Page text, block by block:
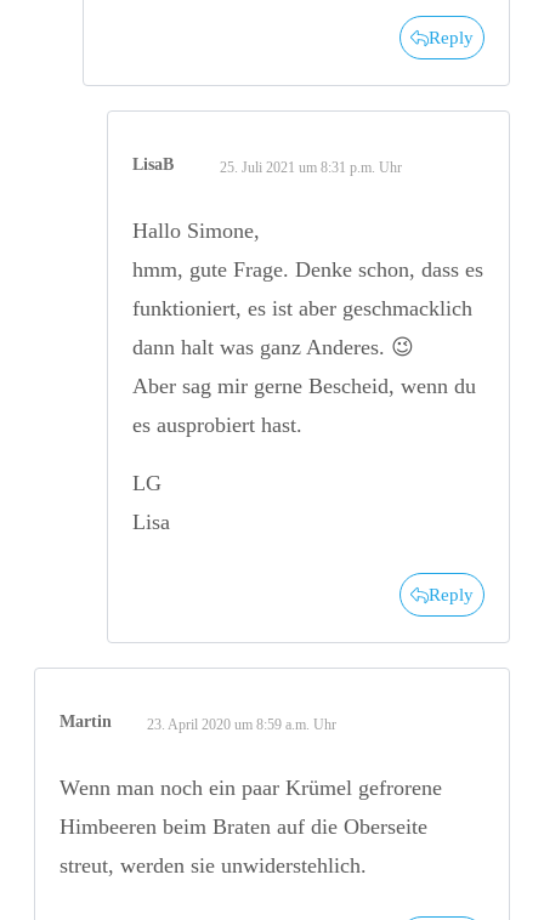
Reply
LisaB 25. Juli 2021 um 8:31 p.m. Uhr
Hallo Simone,
hmm, gute Frage. Denke schon, dass es
funktioniert, es ist aber geschmacklich
dann halt was ganz Anderes. 😉
Aber sag mir gerne Bescheid, wenn du
es ausprobiert hast.
LG
Lisa
Reply
Martin 23. April 2020 um 8:59 a.m. Uhr
Wenn man noch ein paar Krümel gefrorene
Himbeeren beim Braten auf die Oberseite
streut, werden sie unwiderstehlich.